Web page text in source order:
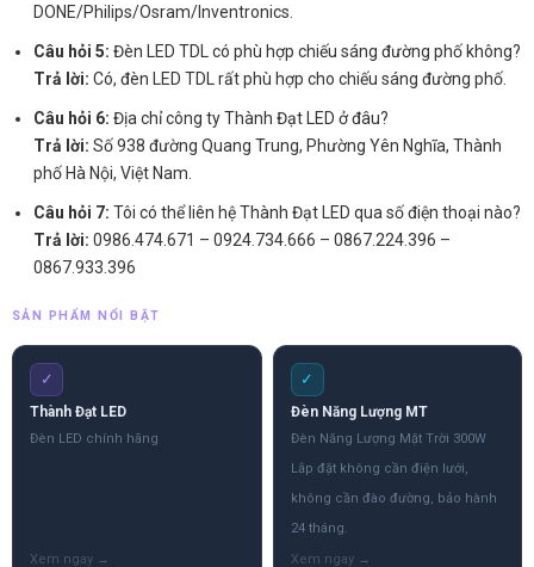
DONE/Philips/Osram/Inventronics.
Câu hỏi 5: Đèn LED TDL có phù hợp chiếu sáng đường phố không?
Trả lời: Có, đèn LED TDL rất phù hợp cho chiếu sáng đường phố.
Câu hỏi 6: Địa chỉ công ty Thành Đạt LED ở đâu?
Trả lời: Số 938 đường Quang Trung, Phường Yên Nghĩa, Thành
phố Hà Nội, Việt Nam.
Câu hỏi 7: Tôi có thể liên hệ Thành Đạt LED qua số điện thoại nào?
Trả lời: 0986.474.671 – 0924.734.666 – 0867.224.396 –
0867.933.396
SẢN PHẨM NỔI BẬT
✓
Thành Đạt LED
Đèn LED chính hãng
✓
Đèn Năng Lượng MT
Đèn Năng Lượng Mặt Trời 300W
Lắp đặt không cần điện lưới,
không cần đào đường, bảo hành
24 tháng.